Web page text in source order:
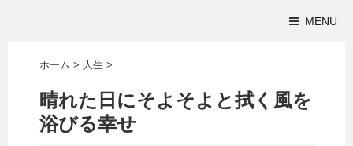
MENU
ホーム > 人生 >
晴れた日にそよそよと拭く風を
浴びる幸せ